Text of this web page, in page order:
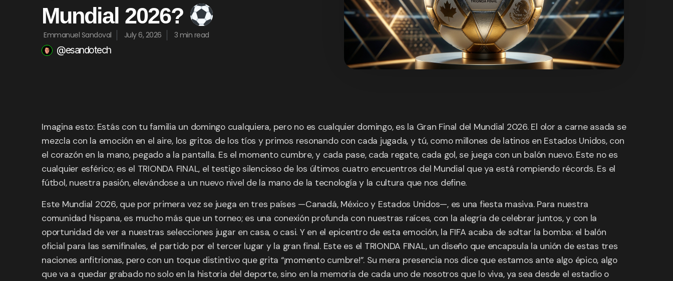
Mundial 2026?
Emmanuel Sandoval July 6, 2026 3 min read
@esandotech
Imagina esto: Estás con tu familia un domingo cualquiera, pero no es cualquier domingo, es la Gran Final del Mundial 2026. El olor a carne asada se
mezcla con la emoción en el aire, los gritos de los tíos y primos resonando con cada jugada, y tú, como millones de latinos en Estados Unidos, con
el corazón en la mano, pegado a la pantalla. Es el momento cumbre, y cada pase, cada regate, cada gol, se juega con un balón nuevo. Este no es
cualquier esférico; es el TRIONDA FINAL, el testigo silencioso de los últimos cuatro encuentros del Mundial que ya está rompiendo récords. Es el
fútbol, nuestra pasión, elevándose a un nuevo nivel de la mano de la tecnología y la cultura que nos define.
Este Mundial 2026, que por primera vez se juega en tres países —Canadá, México y Estados Unidos—, es una fiesta masiva. Para nuestra
comunidad hispana, es mucho más que un torneo; es una conexión profunda con nuestras raíces, con la alegría de celebrar juntos, y con la
oportunidad de ver a nuestras selecciones jugar en casa, o casi. Y en el epicentro de esta emoción, la FIFA acaba de soltar la bomba: el balón
oficial para las semifinales, el partido por el tercer lugar y la gran final. Este es el TRIONDA FINAL, un diseño que encapsula la unión de estas tres
naciones anfitrionas, pero con un toque distintivo que grita “¡momento cumbre!”. Su mera presencia nos dice que estamos ante algo épico, algo
que va a quedar grabado no solo en la historia del deporte, sino en la memoria de cada uno de nosotros que lo viva, ya sea desde el estadio o